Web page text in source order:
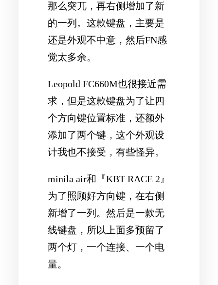
那么突兀，再右侧增加了新
的一列。这款键盘，主要是
还是外观不中意，然后FN感
觉太多余。
Leopold FC660M也很接近需
求，但是这款键盘为了让四
个方向键位置标准，还额外
添加了两个键，这个外观设
计我也不接受，有些怪异。
minila air和『KBT RACE 2』
为了照顾好方向键，在右侧
新增了一列。然后是一款无
线键盘，所以上面多预留了
两个灯，一个连接、一个电
量。